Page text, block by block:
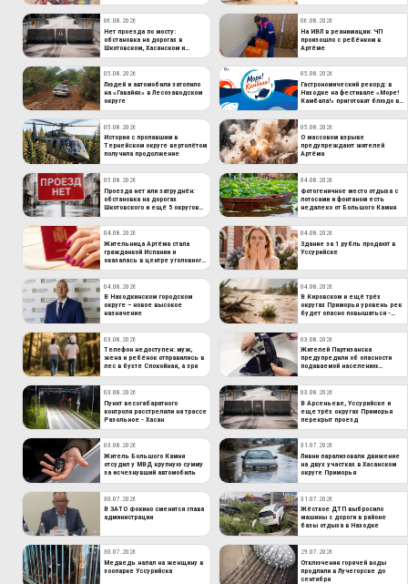
06.08.2026
Нет проезда по мосту:
обстановка на дорогах в
Шкотовском, Хасанском и
06.08.2026
На ИВЛ в реанимации: ЧП
произошло с ребёнком в
Артёме
05.08.2026
Людей и автомобили затопило
на «Гавайях» в Лесозаводском
округе
05.08.2026
Гастрономический рекорд: в
Находке на фестивале «Море!
Камбала!» приготовят блюдо в
100-литровом казане
05.08.2026
История с пропавшим в
Тернейском округе вертолётом
получила продолжение
05.08.2026
О массовом взрыве
предупреждают жителей
Артёма
05.08.2026
Проезда нет или затруднён:
обстановка на дорогах
Шкотовского и ещё 5 округов
04.08.2026
Фотогеничное место отдыха с
лотосами и фонтаном есть
недалеко от Большого Камня
04.08.2026
Жительница Артёма стала
гражданкой Испании и
оказалась в центре уголовного
дела
04.08.2026
Здание за 1 рубль продают в
Уссурийске
04.08.2026
В Находкинском городском
округе – новое высокое
назначение
04.08.2026
В Кировском и ещё трёх
округах Приморья уровень рек
будет опасно повышаться -
03.08.2026
Телефон недоступен: муж,
жена и ребёнок отправились в
лес в бухте Спокойная, а зря
03.08.2026
Жителей Партизанска
предупредили об опасности
подаваемой населению
03.08.2026
Пункт весогабаритного
контроля расстреляли на трассе
Разольное - Хасан
03.08.2026
В Арсеньеве, Уссурийске и
еще трёх округах Приморья
перекрыт проезд
03.08.2026
Житель Большого Камня
отсудил у МВД крупную сумму
за исчезнувший автомобиль
31.07.2026
Ливни парализовали движение
на двух участках в Хасанском
округе Приморья
30.07.2026
В ЗАТО Фокино сменится глава
администрации
31.07.2026
Жёсткое ДТП выбросило
машины с дороги в районе
базы отдыха в Находке
30.07.2026
Медведь напал на женщину в
зоопарке Уссурийска
29.07.2026
Отключения горячей воды
продлили в Лучегорске до
сентября